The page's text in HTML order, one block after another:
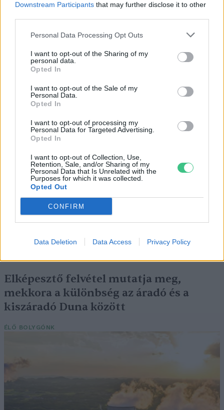
Downstream Participants that may further disclose it to other
Personal Data Processing Opt Outs
I want to opt-out of the Sharing of my
personal data.
Opted In
I want to opt-out of the Sale of my
Personal Data.
Opted In
I want to opt-out of processing my
Personal Data for Targeted Advertising.
Opted In
I want to opt-out of Collection, Use,
Retention, Sale, and/or Sharing of my
Personal Data that Is Unrelated with the
Purposes for which it was collected.
Opted Out
CONFIRM
Data Deletion Data Access Privacy Policy
SZEMLE
Négy éven belül valósággá válhatnak az
elektromos repülőjáratok Európában
KÖZLEKEDÉS
Történelmi aszály sújtja Nagy-
Elképesztő felvétel mutatja meg,
mekkora a különbség az áradó és a
kiszáradó Duna között
ÉLŐ BOLYGÓNK